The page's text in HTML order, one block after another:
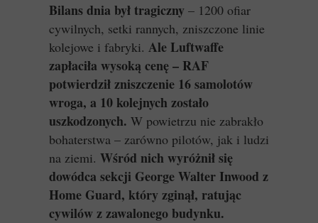
Bilans dnia był tragiczny – 1200 ofiar
cywilnych, setki rannych, zniszczone linie
kolejowe i fabryki. Ale Luftwaffe
zapłaciła wysoką cenę – RAF
potwierdził zniszczenie 16 samolotów
wroga, a 10 kolejnych zostało
uszkodzonych. W powietrzu nie zabrakło
bohaterstwa – zarówno pilotów, jak i ludzi
na ziemi. Wśród nich wyróżnił się
dowódca sekcji George Walter Inwood z
Home Guard, który zginął, ratując
cywilów z zawalonego budynku.